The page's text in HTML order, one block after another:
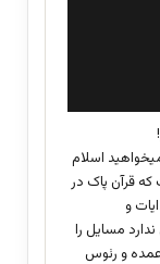
اسلام
قرآن پاک در
و
مسایل را
عمده و رئوس